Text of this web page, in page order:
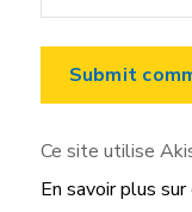
Ce site utilise
En savoir plus